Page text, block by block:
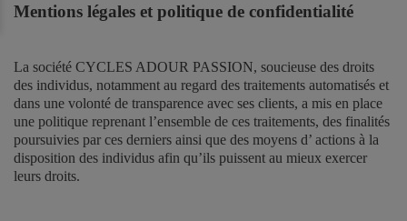
Mentions légales et politique de confidentialité
La société CYCLES ADOUR PASSION, soucieuse des droits
des individus, notamment au regard des traitements automatisés et
dans une volonté de transparence avec ses clients, a mis en place
une politique reprenant l’ensemble de ces traitements, des finalités
poursuivies par ces derniers ainsi que des moyens d’ actions à la
disposition des individus afin qu’ils puissent au mieux exercer
leurs droits.